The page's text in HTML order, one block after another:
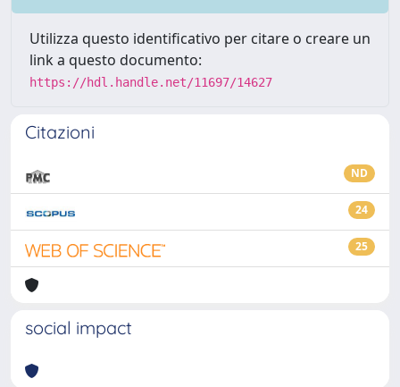
Utilizza questo identificativo per citare o creare un
link a questo documento:
https://hdl.handle.net/11697/14627
Citazioni
ND
24
25
social impact